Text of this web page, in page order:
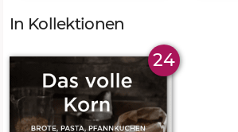
In Kollektionen
24